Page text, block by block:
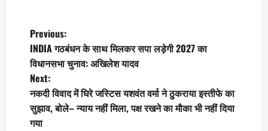
P
o
s
t
Previous:
INDIA गठबंधन के साथ मिलकर सपा लड़ेगी 2027 का
विधानसभा चुनाव: अखिलेश यादव
Next:
नकदी विवाद में घिरे जस्टिस यशवंत वर्मा ने ठुकराया इस्तीफे का
सुझाव, बोले– न्याय नहीं मिला, पक्ष रखने का मौका भी नहीं दिया
गया